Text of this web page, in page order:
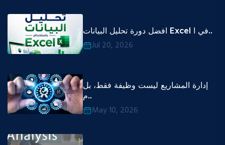
افضل دورة تحليل البيانات Excel في ا..
Jul 20, 2026
إدارة المشاريع ليست وظيفة فقط، بل
م..
May 10, 2026